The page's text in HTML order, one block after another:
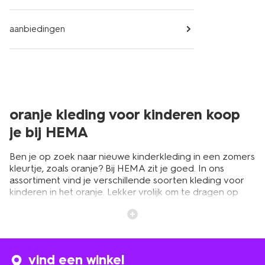
aanbiedingen
oranje kleding voor kinderen koop
je bij HEMA
Ben je op zoek naar nieuwe kinderkleding in een zomers
kleurtje, zoals oranje? Bij HEMA zit je goed. In ons
assortiment vind je verschillende soorten kleding voor
kinderen in het oranje. Lekker vrolijk om te dragen op
dagen. Juist dan kan je dag wel een vleugje extra kleur
jaar in ons assortiment. Daar zitten vast een paar leuke
vind een winkel